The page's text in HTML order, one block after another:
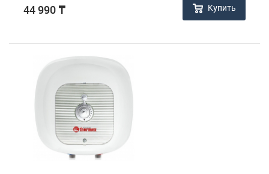
44 990 ₸ Купить